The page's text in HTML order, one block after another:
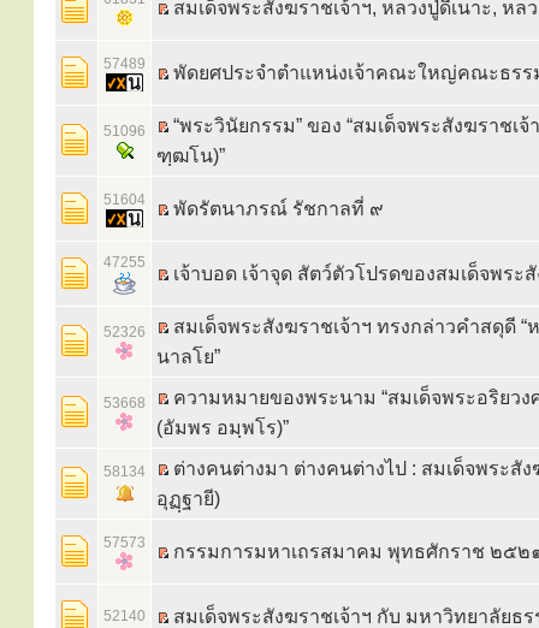
สมเด็จพระสังฆราชเจ้าฯ, หลวงปู่ดีเนาะ, หล
57489 พัดยศประจำตำแหน่งเจ้าคณะใหญ่คณะธรร
51096
“พระวินัยกรรม” ของ “สมเด็จพระสังฆราชเจ้
ฑฺฒโน)”
51604 พัดรัตนาภรณ์ รัชกาลที่ ๙
47255
เจ้าบอด เจ้าจุด สัตว์ตัวโปรดของสมเด็จพระ
52326
สมเด็จพระสังฆราชเจ้าฯ ทรงกล่าวคำสดุดี “
นาลโย”
53668
ความหมายของพระนาม “สมเด็จพระอริยว
(อัมพร อมฺพโร)”
58134
ต่างคนต่างมา ต่างคนต่างไป : สมเด็จพระสั
อุฏฺฐายี)
57573 กรรมการมหาเถรสมาคม พุทธศักราช ๒๕๒
52140 สมเด็จพระสังฆราชเจ้าฯ กับ มหาวิทยาลัยธ